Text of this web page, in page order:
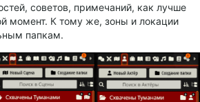
советов, примечаний, как лучше
момент. К тому же, зоны и локации
папкам.